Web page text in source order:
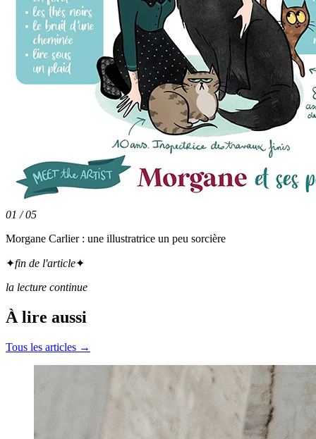
01 /05
Morgane Carlier : une illustratrice un peu sorcière
✦fin de l'article✦
la lecture continue
À lire aussi
Tous les articles →